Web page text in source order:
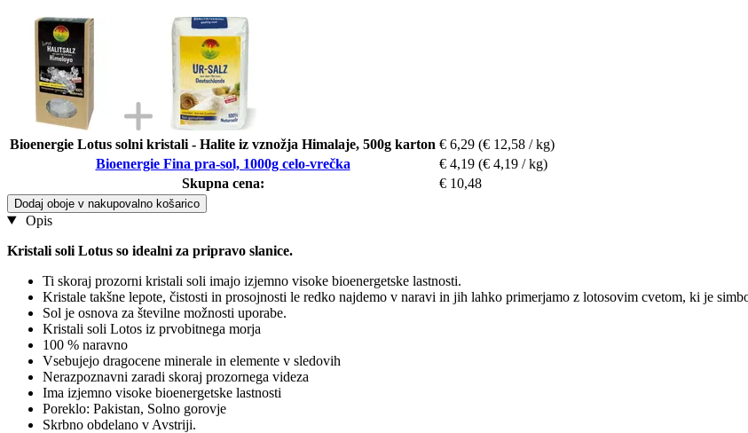
Bioenergie Lotus solni kristali - Halite iz vznožja Himalaje, 500g karton € 6,29 (€ 12,58 / kg)
Bioenergie Fina pra-sol, 1000g celo-vrečka
€ 4,19 (€ 4,19 / kg)
Skupna cena:
€ 10,48
Dodaj oboje v nakupovalno košarico
Opis
Kristali soli Lotus so idealni za pripravo slanice.
Ti skoraj prozorni kristali soli imajo izjemno visoke bioenergetske lastnosti.
Kristale takšne lepote, čistosti in prosojnosti le redko najdemo v naravi in jih lahko primerjamo z lotosovim cvetom, ki je
Sol je osnova za številne možnosti uporabe.
Kristali soli Lotos iz prvobitnega morja
100 % naravno
Vsebujejo dragocene minerale in elemente v sledovih
Nerazpoznavni zaradi skoraj prozornega videza
Ima izjemno visoke bioenergetske lastnosti
Poreklo: Pakistan, Solno gorovje
Skrbno obdelano v Avstriji.